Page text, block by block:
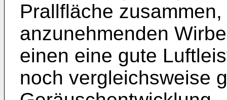
Prallfläche
anzunehmenden
einen eine gute
noch vergleichsweise